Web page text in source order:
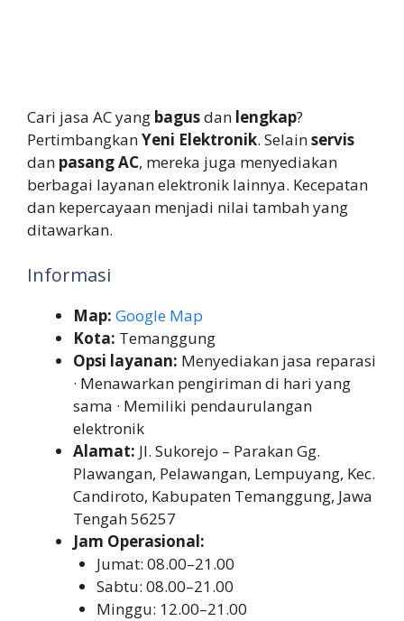
Cari jasa AC yang bagusdan lengkap?
PertimbangkanYeni Elektronik. Selainservis
dan pasang AC, mereka juga menyediakan
berbagai layanan elektronik lainnya. Kecepatan
dan kepercayaan menjadi nilai tambah yang
ditawarkan.
Informasi
Map: Google Map
Kota: Temanggung
Opsi layanan: Menyediakan jasa reparasi
· Menawarkan pengiriman di hari yang
sama · Memiliki pendaurulangan
elektronik
Alamat: Jl. Sukorejo – Parakan Gg.
Plawangan, Pelawangan, Lempuyang, Kec.
Candiroto, Kabupaten Temanggung, Jawa
Tengah 56257
Jam Operasional:
Jumat: 08.00–21.00
Sabtu: 08.00–21.00
Minggu: 12.00–21.00